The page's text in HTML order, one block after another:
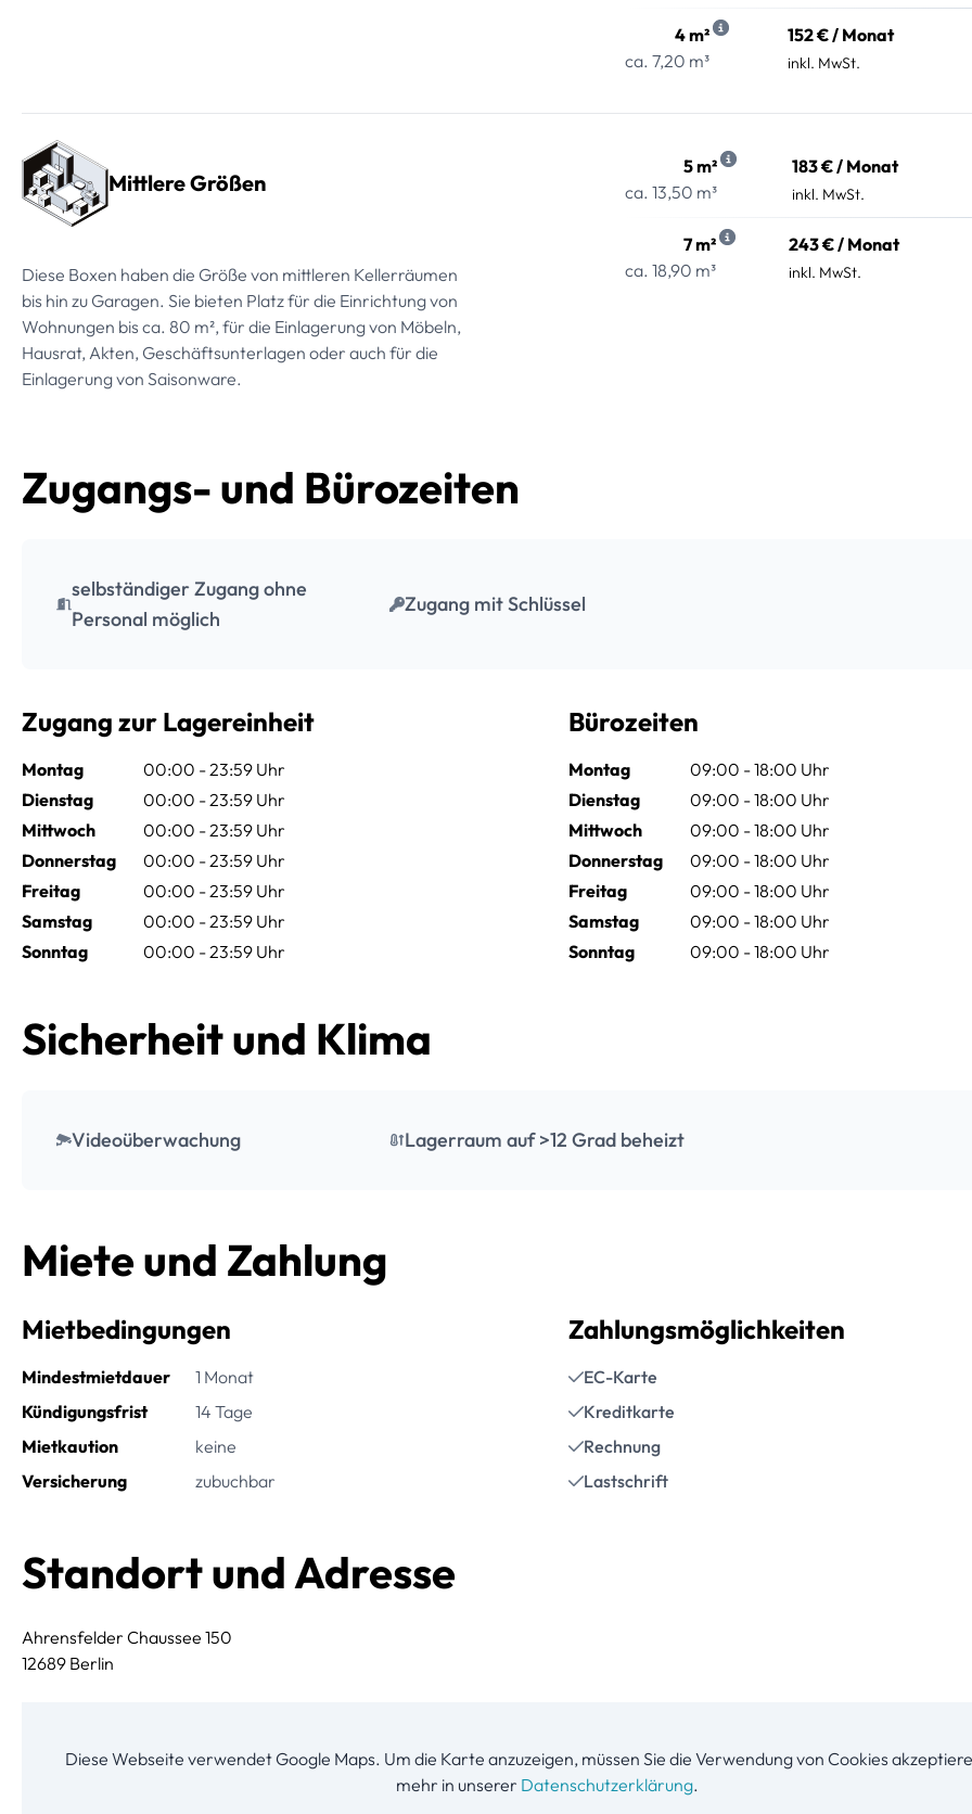
4 m²
ca. 7,20 m³
152 € / Monat
inkl. MwSt.
Mittlere Größen
Diese Boxen haben die Größe von mittleren Kellerräumen
bis hin zu Garagen. Sie bieten Platz für die Einrichtung von
Wohnungen bis ca. 80 m², für die Einlagerung von Möbeln,
Hausrat, Akten, Geschäftsunterlagen oder auch für die
Einlagerung von Saisonware.
5 m²
ca. 13,50 m³
183 € / Monat
inkl. MwSt.
7 m²
ca. 18,90 m³
243 € / Monat
inkl. MwSt.
Zugangs- und Bürozeiten
selbständiger Zugang ohne
Personal möglich
Zugang mit Schlüssel
Zugang zur Lagereinheit
Montag
00:00 - 23:59 Uhr
Dienstag
00:00 - 23:59 Uhr
Mittwoch
00:00 - 23:59 Uhr
Donnerstag
00:00 - 23:59 Uhr
Freitag
00:00 - 23:59 Uhr
Samstag
00:00 - 23:59 Uhr
Sonntag
00:00 - 23:59 Uhr
Bürozeiten
Montag
09:00 - 18:00 Uhr
Dienstag
09:00 - 18:00 Uhr
Mittwoch
09:00 - 18:00 Uhr
Donnerstag
09:00 - 18:00 Uhr
Freitag
09:00 - 18:00 Uhr
Samstag
09:00 - 18:00 Uhr
Sonntag
09:00 - 18:00 Uhr
Sicherheit und Klima
Videoüberwachung Lagerraum auf >12 Grad beheizt
Miete und Zahlung
Mietbedingungen
Mindestmietdauer
1 Monat
Kündigungsfrist
14 Tage
Mietkaution
keine
Versicherung
zubuchbar
Zahlungsmöglichkeiten
EC-Karte
Kreditkarte
Rechnung
Lastschrift
Standort und Adresse
Ahrensfelder Chaussee 150
12689 Berlin
Diese Webseite verwendet Google Maps. Um die Karte anzuzeigen, müssen Sie die Verwendung von Cookies
mehr in unserer Datenschutzerklärung.